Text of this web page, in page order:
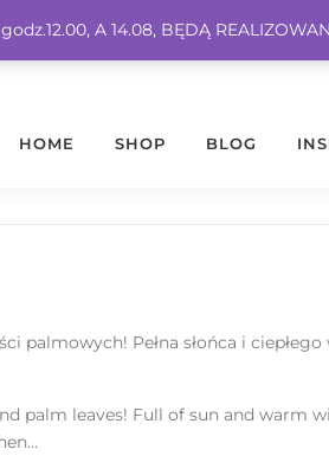
HOME SHOP BLOG
palmowych! Pełna słońca i
palm leaves! Full of sun and warm
A 14.08, BĘDĄ